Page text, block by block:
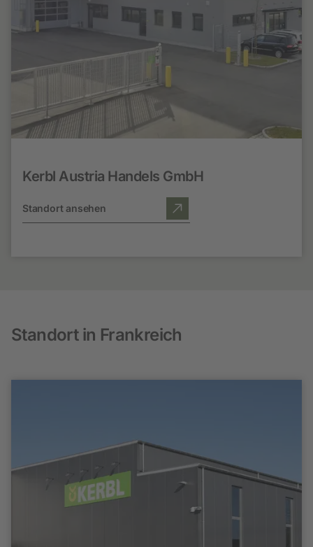
Kerbl Austria Handels GmbH
Standort ansehen
Standort in Frankreich